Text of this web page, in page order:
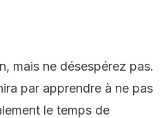
mais ne désespérez pas.
par apprendre à ne pas
le temps de